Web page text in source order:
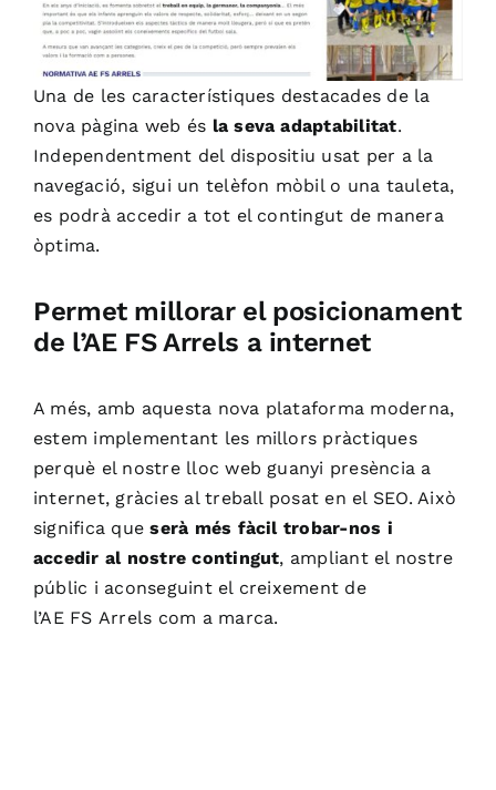
Una de les característiques destacades de la
nova pàgina web és la seva adaptabilitat.
Independentment del dispositiu usat per a la
navegació, sigui un telèfon mòbil o una tauleta,
es podrà accedir a tot el contingut de manera
òptima.
Permet millorar el posicionament
de l’AE FS Arrels a internet
A més, amb aquesta nova plataforma moderna,
estem implementant les millors pràctiques
perquè el nostre lloc web guanyi presència a
internet, gràcies al treball posat en el SEO. Això
significa queserà més fàcil trobar-nos i
accedir al nostre contingut, ampliant el nostre
públic i aconseguint el creixement de
l’AE FS Arrels com a marca.